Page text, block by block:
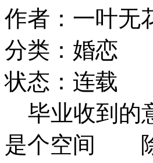
作者：一叶无
分类：婚恋
状态：连载
毕业收到的
是个空间